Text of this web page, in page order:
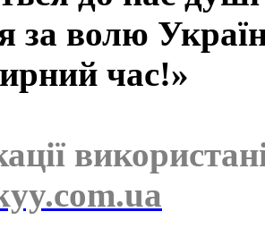
за волю
час!»